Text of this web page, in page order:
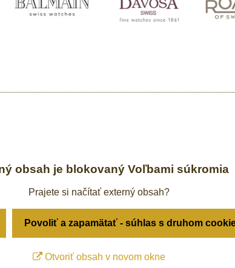
obsah je blokovaný Voľbami súkromia
Prajete si načítať externý obsah?
Povoliť a zapamätať - súhlas s druhom
Otvoriť obsah v novom okne